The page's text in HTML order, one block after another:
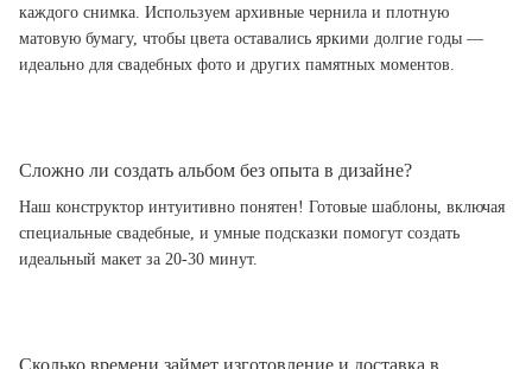
каждого снимка. Используем архивные чернила и плотную
матовую бумагу, чтобы цвета оставались яркими долгие годы —
идеально для свадебных фото и других памятных моментов.
Сложно ли создать альбом без опыта в дизайне?
Наш конструктор интуитивно понятен! Готовые шаблоны, включая
специальные свадебные, и умные подсказки помогут создать
идеальный макет за 20-30 минут.
Сколько времени займет изготовление и доставка в